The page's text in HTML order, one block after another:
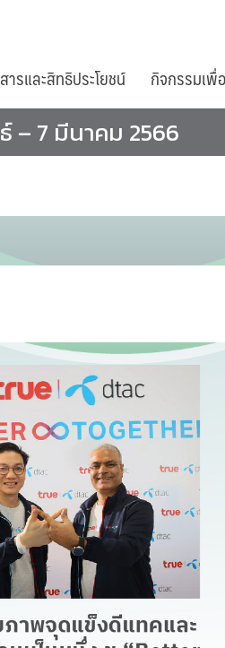
ารและสิทธิประโยชน์ กิจกรรมเพื่
– 7 มีนาคม 2566